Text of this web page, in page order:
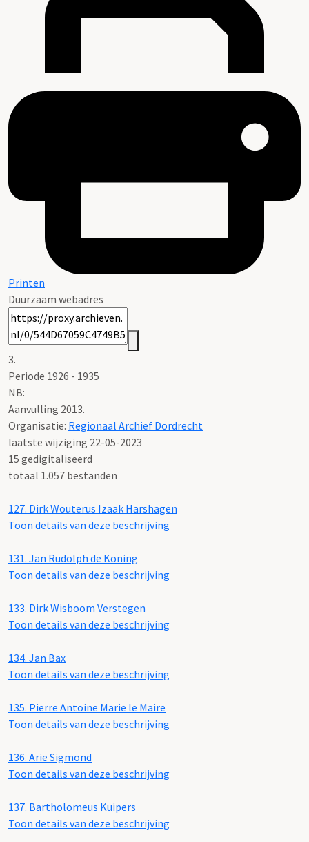
Printen
Duurzaam webadres
3.
Periode 1926 - 1935
NB:
Aanvulling 2013.
Organisatie: Regionaal Archief Dordrecht
laatste wijziging 22-05-2023
15 gedigitaliseerd
totaal 1.057 bestanden
127. Dirk Wouterus Izaak Harshagen
Toon details van deze beschrijving
131. Jan Rudolph de Koning
Toon details van deze beschrijving
133. Dirk Wisboom Verstegen
Toon details van deze beschrijving
134. Jan Bax
Toon details van deze beschrijving
135. Pierre Antoine Marie le Maire
Toon details van deze beschrijving
136. Arie Sigmond
Toon details van deze beschrijving
137. Bartholomeus Kuipers
Toon details van deze beschrijving